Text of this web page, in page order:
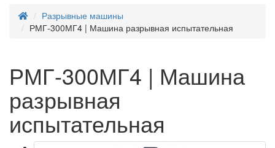
Разрывные машины
РМГ-300МГ4 | Машина разрывная испытательная
РМГ-300МГ4 | Машина
разрывная
испытательная